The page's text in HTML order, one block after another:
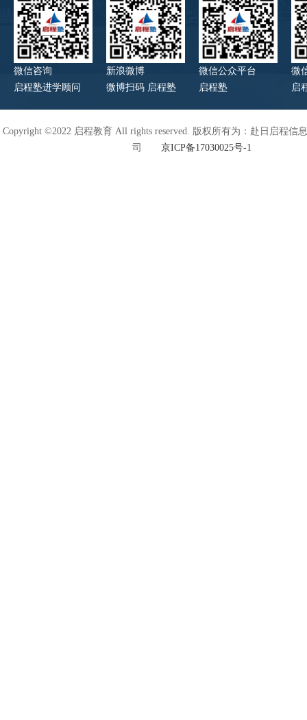
微信咨询
启程塾进学顾问
新浪微博
微博扫码 启程塾
微信公众平台
启程塾
微
启
Copyright ©2022 启程教育 All rights reserved. 版权所有为：赴日启程信
司 京ICP备17030025号-1